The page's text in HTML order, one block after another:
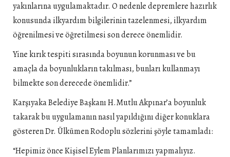
yakınlarına uygulamaktadır. O nedenle depremlere hazırlık
konusunda ilkyardım bilgilerinin tazelenmesi, ilkyardım
öğrenilmesi ve öğretilmesi son derece önemlidir.
Yine kırık tespiti sırasında boyunun korunması ve bu
amaçla da boyunlukların takılması, bunları kullanmayı
bilmekte son derecede önemlidir.”
Karşıyaka Belediye Başkanı H.Mutlu Akpınar’a boyunluk
takarak bu uygulamanın nasıl yapıldığını diğer konuklara
gösteren Dr. Ülkümen Rodoplu sözlerini şöyle tamamladı:
“Hepimiz önce Kişisel Eylem Planlarımızı yapmalıyız.